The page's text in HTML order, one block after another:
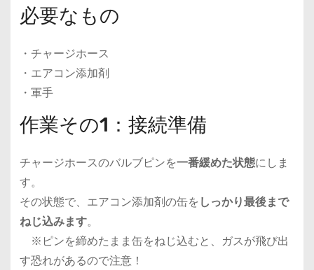
必要なもの
・チャージホース
・エアコン添加剤
・軍手
作業その1：接続準備
チャージホースのバルブピンを一番緩めた状態にしま
す。
その状態で、エアコン添加剤の缶を しっかり最後まで
ねじ込みます。
※ピンを締めたまま缶をねじ込むと、ガスが飛び出
す恐れがあるので注意！